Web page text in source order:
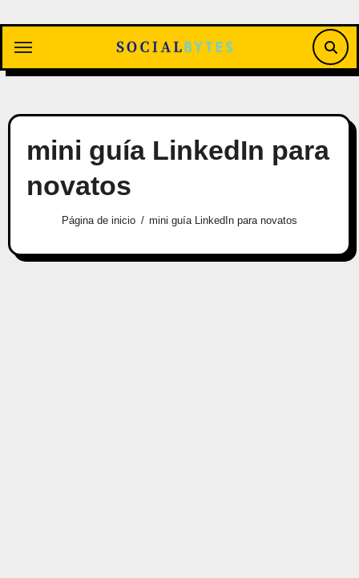
contenido
mini guía LinkedIn para
novatos
Página de inicio mini guía LinkedIn para novatos